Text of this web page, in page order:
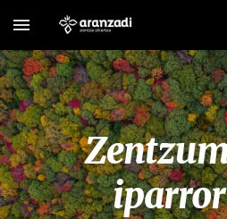
Skip to main content